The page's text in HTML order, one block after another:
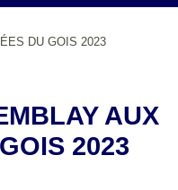
DU GOIS 2023
AUX
2023